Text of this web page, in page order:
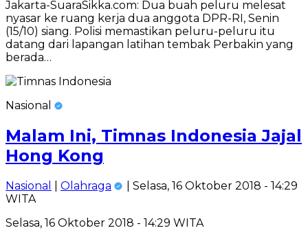
Jakarta-SuaraSikka.com: Dua buah peluru melesat
nyasar ke ruang kerja dua anggota DPR-RI, Senin
(15/10) siang. Polisi memastikan peluru-peluru itu
datang dari lapangan latihan tembak Perbakin yang
berada…
Nasional
Malam Ini, Timnas Indonesia Jajal
Hong Kong
Nasional Olahraga
| Selasa, 16 Oktober 2018 - 14:29
WITA
Selasa, 16 Oktober 2018 - 14:29 WITA